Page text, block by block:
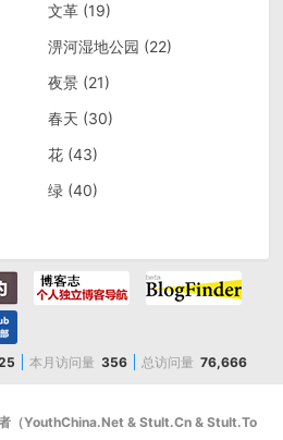
文革(19)
淠河湿地公园 (22)
夜景(21)
春天 (30)
花(43)
绿(40)
本月访问量 356 总访问量 76,666
（YouthChina.Net & StuIt.Cn & StuIt.To